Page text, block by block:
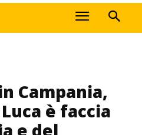
Campania,
è faccia
e del